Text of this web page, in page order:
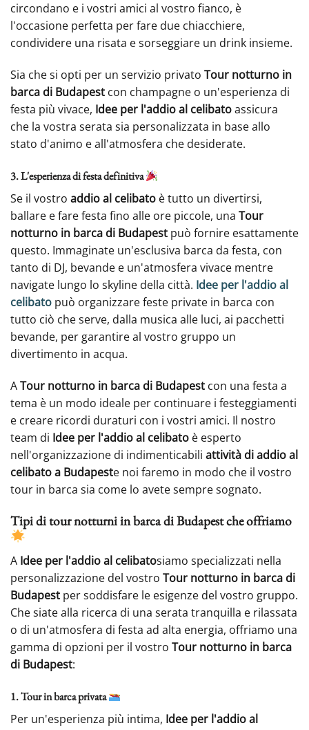
circondano e i vostri amici al vostro fianco, è
l'occasione perfetta per fare due chiacchiere,
condividere una risata e sorseggiare un drink insieme.
Sia che si opti per un servizio privato Tour notturno in
barca di Budapest con champagne o un'esperienza di
festa più vivace, Idee per l'addio al celibatoassicura
che la vostra serata sia personalizzata in base allo
stato d'animo e all'atmosfera che desiderate.
3. L'esperienza di festa definitiva
Se il vostro addio al celibato è tutto un divertirsi,
ballare e fare festa fino alle ore piccole, una Tour
notturno in barca di Budapest può fornire esattamente
questo. Immaginate un'esclusiva barca da festa, con
tanto di DJ, bevande e un'atmosfera vivace mentre
navigate lungo lo skyline della città. Idee per l'addio al
celibato può organizzare feste private in barca con
tutto ciò che serve, dalla musica alle luci, ai pacchetti
bevande, per garantire al vostro gruppo un
divertimento in acqua.
ATour notturno in barca di Budapest con una festa a
tema è un modo ideale per continuare i festeggiamenti
e creare ricordi duraturi con i vostri amici. Il nostro
team di Idee per l'addio al celibato è esperto
nell'organizzazione di indimenticabili attività di addio al
celibato a Budapeste noi faremo in modo che il vostro
tour in barca sia come lo avete sempre sognato.
Tipi di tour notturni in barca di Budapest che offriamo
A Idee per l'addio al celibatosiamo specializzati nella
personalizzazione del vostro Tour notturno in barca di
Budapest per soddisfare le esigenze del vostro gruppo.
Che siate alla ricerca di una serata tranquilla e rilassata
o di un'atmosfera di festa ad alta energia, offriamo una
gamma di opzioni per il vostro Tour notturno in barca
di Budapest:
1. Tour in barca privata
Per un'esperienza più intima, Idee per l'addio al